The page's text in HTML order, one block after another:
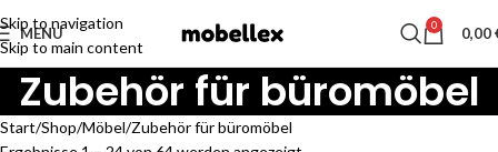
Skip to navigation
Skip to main content
MENU 0 0,00
Zubehör für büromöbel
Start Shop Möbel Zubehör für büromöbel